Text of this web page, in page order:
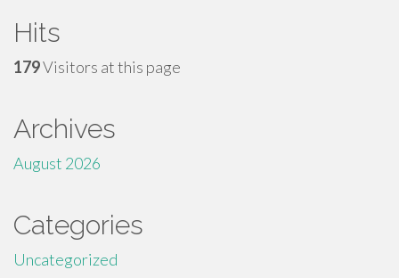
Hits
179Visitors at this page
Archives
August 2026
Categories
Uncategorized